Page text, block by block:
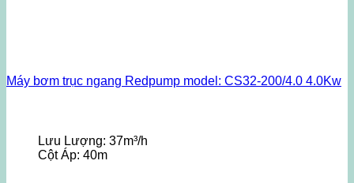
Máy bơm trục ngang Redpump model: CS32-200/4.0 4.0Kw
Lưu Lượng: 37m³/h
Cột Áp: 40m